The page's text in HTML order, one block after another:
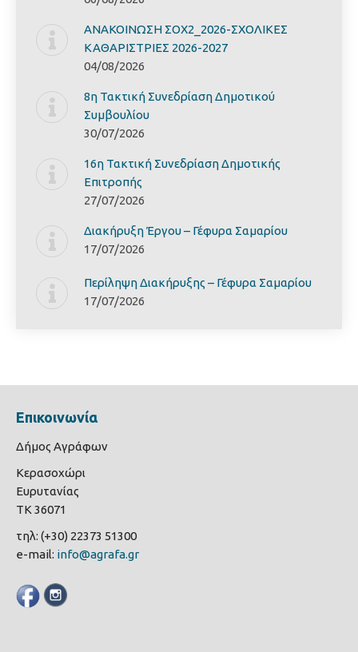
ΑΝΑΚΟΙΝΩΣΗ ΣΟΧ2_2026-ΣΧΟΛΙΚΕΣ
ΚΑΘΑΡΙΣΤΡΙΕΣ 2026-2027
04/08/2026
8η Τακτική Συνεδρίαση Δημοτικού
Συμβουλίου
30/07/2026
16η Τακτική Συνεδρίαση Δημοτικής
Επιτροπής
27/07/2026
Διακήρυξη Έργoυ – Γέφυρα Σαμαρίoυ
17/07/2026
Περίληψη Διακήρυξης – Γέφυρα Σαμαρίoυ
17/07/2026
Επικοινωνία
Δήμος Αγράφων
Κερασοχώρι
Ευρυτανίας
ΤΚ 36071
τηλ: (+30) 22373 51300
e-mail: info@agrafa.gr